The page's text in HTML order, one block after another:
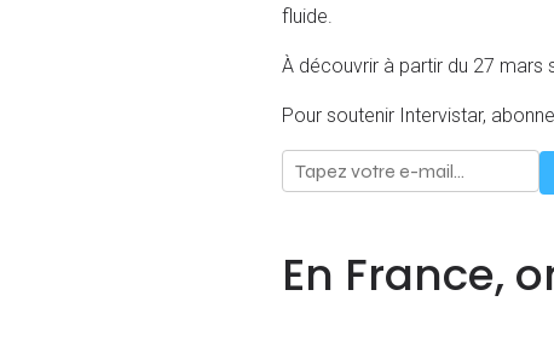
fluide.
À découvrir à partir du 27 mars
Pour soutenir Intervistar,
En France,